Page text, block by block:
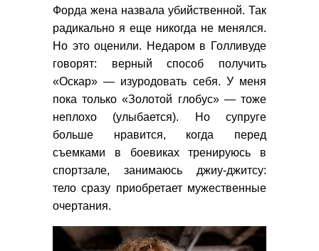
Форда жена назвала убийственной. Так
радикально я еще никогда не менялся.
Но это оценили. Недаром в Голливуде
говорят: верный способ получить
«Оскар» — изуродовать себя. У меня
пока только «Золотой глобус» — тоже
неплохо (улыбается). Но супруге
больше нравится, когда перед
съемками в боевиках тренируюсь в
спортзале, занимаюсь джиу-джитсу:
тело сразу приобретает мужественные
очертания.